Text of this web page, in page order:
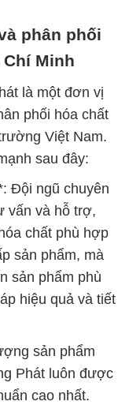
phân phối
Minh
là một đơn vị
phối hóa chất
Việt Nam.
sau đây:
Đội ngũ chuyên
vấn và hỗ trợ,
chất phù hợp
sản phẩm, mà
sản phẩm phù
hiệu quả và tiết
sản phẩm
Phát luôn được
cao nhất.